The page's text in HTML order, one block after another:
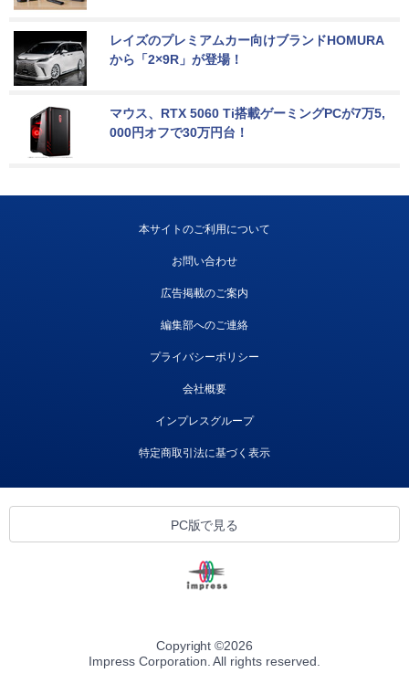
レイズのプレミアムカー向けブランドHOMURA
から「2×9R」が登場！
マウス、RTX 5060 Ti搭載ゲーミングPCが7万5,
000円オフで30万円台！
本サイトのご利用について
お問い合わせ
広告掲載のご案内
編集部へのご連絡
プライバシーポリシー
会社概要
インプレスグループ
特定商取引法に基づく表示
PC版で見る
Copyright ©2026
Impress Corporation. All rights reserved.